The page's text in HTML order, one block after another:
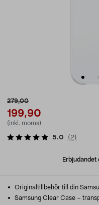
279,00
199,90
(inkl. moms)
5.0 ( 2)
Erbjudandet
Originaltillbehör till din
Samsung Clear Case –